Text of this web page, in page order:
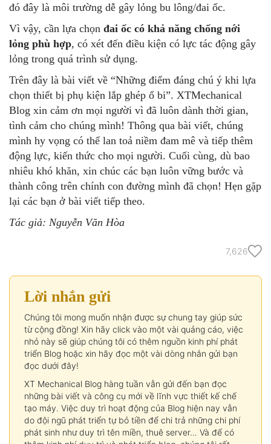
đó đây là môi trường dễ gây lỏng bu lông/đai ốc.
Vì vậy, cần lựa chọn đai ốc có khả năng chống nới
lỏng phù hợp, có xét đến điều kiện có lực tác động gây
lỏng trong quá trình sử dụng.
Trên đây là bài viết về “Những điểm đáng chú ý khi lựa
chọn thiết bị phụ kiện lắp ghép ổ bi”. XTMechanical
Blog xin cảm ơn mọi người vì đã luôn dành thời gian,
tình cảm cho chúng mình! Thông qua bài viết, chúng
mình hy vọng có thể lan toả niềm đam mê và tiếp thêm
động lực, kiến thức cho mọi người. Cuối cùng, dù bao
nhiêu khó khăn, xin chúc các bạn luôn vững bước và
thành công trên chính con đường mình đã chọn! Hẹn gặp
lại các bạn ở bài viết tiếp theo.
Tác giả: Nguyễn Văn Hòa
7,626
Lời nhắn gửi
Chúng tôi mong muốn nhận được sự chung tay giúp sức
từ cộng đồng! Xin hãy click vào một vài quảng cáo, việc
nhỏ này sẽ giúp chúng tôi có thêm nguồn kinh phí phát
triển Blog hoặc xin hãy đọc một vài dòng nhắn gửi bạn
đọc dưới đây!
XT Mechanical Blog hàng tuần vẫn gửi đến bạn đọc
những bài viết và công cụ mới về lĩnh vực thiết kế chế
tạo máy. Việc duy trì hoạt động của Blog hiện nay vẫn
do đội ngũ phát triển tự bỏ tiền để chi trả những chi phí
phát sinh như duy trì tên miền, thuê server… Và để có